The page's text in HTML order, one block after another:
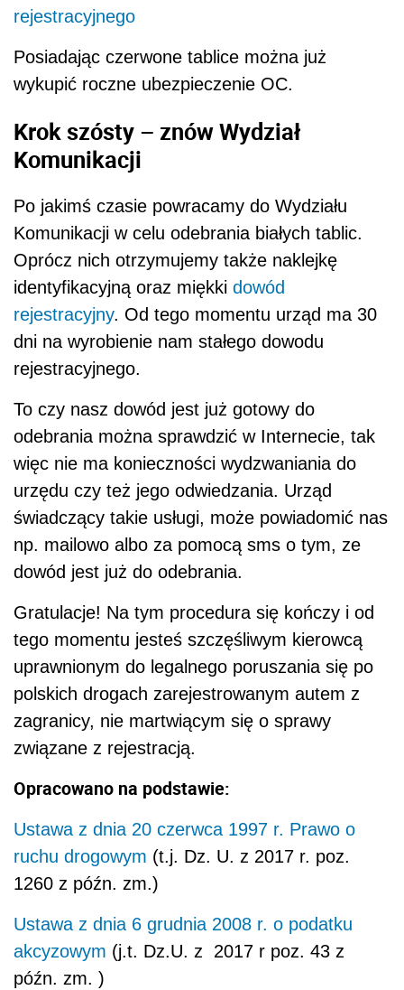
rejestracyjnego
Posiadając czerwone tablice można już
wykupić roczne ubezpieczenie OC.
Krok szósty – znów Wydział
Komunikacji
Po jakimś czasie powracamy do Wydziału
Komunikacji w celu odebrania białych tablic.
Oprócz nich otrzymujemy także naklejkę
identyfikacyjną oraz miękki dowód
rejestracyjny. Od tego momentu urząd ma 30
dni na wyrobienie nam stałego dowodu
rejestracyjnego.
To czy nasz dowód jest już gotowy do
odebrania można sprawdzić w Internecie, tak
więc nie ma konieczności wydzwaniania do
urzędu czy też jego odwiedzania. Urząd
świadczący takie usługi, może powiadomić nas
np. mailowo albo za pomocą sms o tym, ze
dowód jest już do odebrania.
Gratulacje! Na tym procedura się kończy i od
tego momentu jesteś szczęśliwym kierowcą
uprawnionym do legalnego poruszania się po
polskich drogach zarejestrowanym autem z
zagranicy, nie martwiącym się o sprawy
związane z rejestracją.
Opracowano na podstawie:
Ustawa z dnia 20 czerwca 1997 r. Prawo o
ruchu drogowym (t.j. Dz. U. z 2017 r. poz.
1260 z późn. zm.)
Ustawa z dnia 6 grudnia 2008 r. o podatku
akcyzowym (j.t. Dz.U. z 2017 r poz. 43 z
późn. zm. )